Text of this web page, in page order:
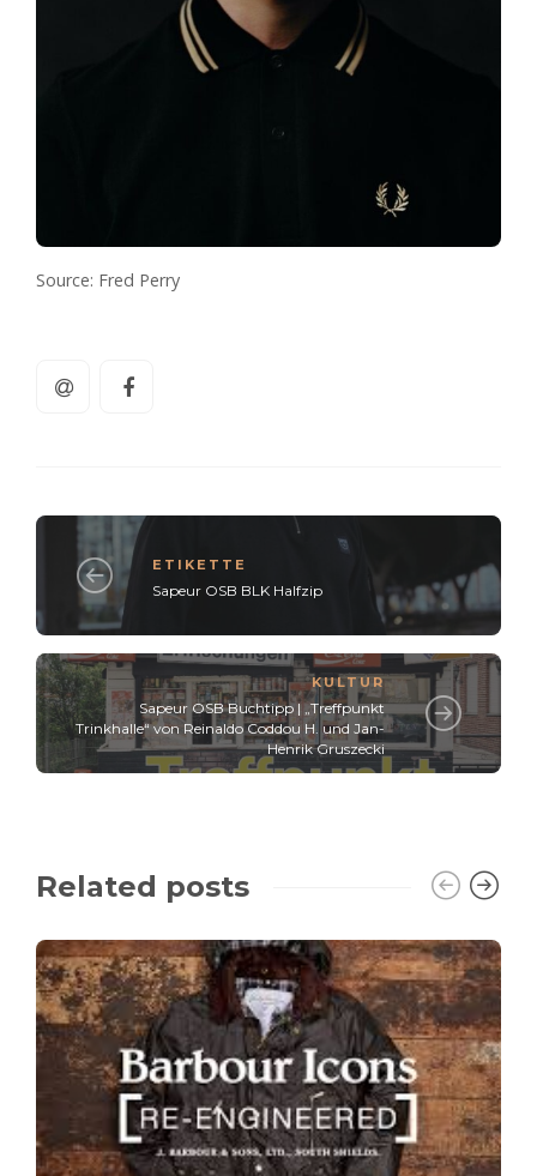
Source: Fred Perry
ETIKETTE
Sapeur OSB BLK Halfzip
KULTUR
Sapeur OSB Buchtipp | „Treffpunkt
Trinkhalle“ von Reinaldo Coddou H. und Jan-
Henrik Gruszecki
Related posts